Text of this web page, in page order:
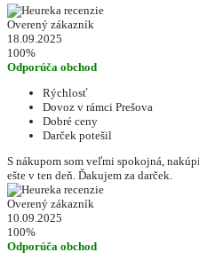
Overený zákazník
18.09.2025
100%
Odporúča obchod
Rýchlosť
Dovoz v rámci Prešova
Dobré ceny
Darček potešil
S nákupom som veľmi spokojná,
ešte v ten deň. Ďakujem za darček.
Overený zákazník
10.09.2025
100%
Odporúča obchod